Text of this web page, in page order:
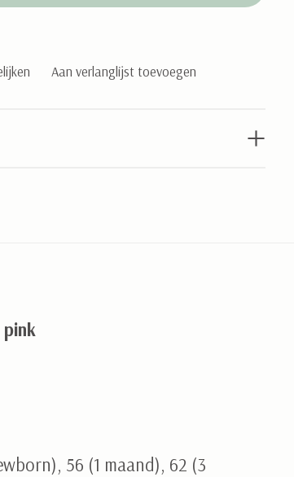
Aan verlanglijst toevoegen
56 (1 maand), 62 (3